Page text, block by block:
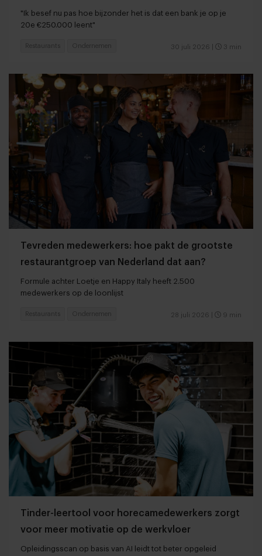
"Ik besef nu pas hoe bijzonder het is dat een bank je op je
20e €250.000 leent"
30 juli 2026 3 min
Restaurants Ondernemen
Tevreden medewerkers: hoe pakt de grootste
restaurantgroep van Nederland dat aan?
Formule achter Loetje en Happy Italy heeft 2.500
medewerkers op de loonlijst
28 juli 2026 9 min
Restaurants Ondernemen
Tinder-leertool voor horecamedewerkers zorgt
voor meer motivatie op de werkvloer
Opleidingsscan op basis van AI leidt tot beter opgeleid